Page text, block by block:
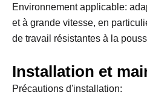
Environnement applicable:
et à grande vitesse, en
de travail résistantes à la
Installation et
Précautions d'installation: